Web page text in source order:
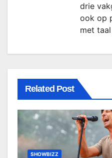
drie
ook op
met
Related Post
SHOWBIZZ